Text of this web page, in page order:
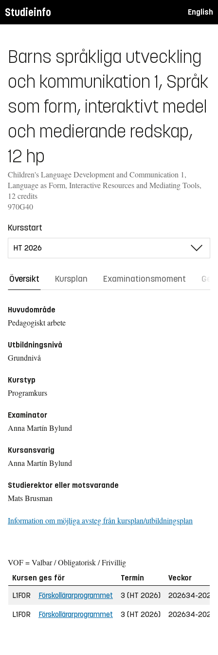
Studieinfo English
Barns språkliga utveckling
och kommunikation 1, Språk
som form, interaktivt medel
och medierande redskap,
12 hp
Children's Language Development and Communication 1,
Language as Form, Interactive Resources and Mediating Tools,
12 credits
970G40
Kursstart
Översikt Kursplan Examinationsmoment
Huvudområde
Pedagogiskt arbete
Utbildningsnivå
Grundnivå
Kurstyp
Programkurs
Examinator
Anna Martín Bylund
Kursansvarig
Anna Martín Bylund
Studierektor eller motsvarande
Mats Brusman
Information om möjliga avsteg från kursplan/utbildningsplan
VOF = Valbar / Obligatorisk / Frivillig
Kursen ges för Termin
Veckor
L1FOR
Förskollärarprogrammet 3 (HT 2026) 202634-
L1FOR Förskollärarprogrammet 3 (HT 2026) 202634-